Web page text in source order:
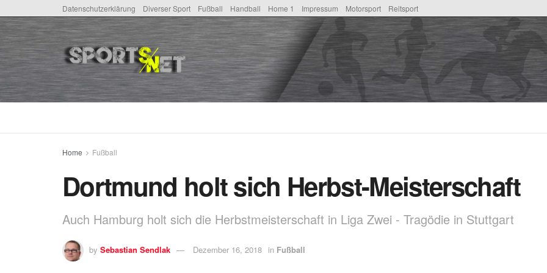
Datenschutzerklärung Diverser Sport Fußball Handball Home 1 Impressum Motorsport Reitsport
Home Fußball
Dortmund holt sich Herbst-Meisterschaft
Auch Hamburg holt sich die Herbstmeisterschaft in Liga Zwei - Tragödie in Stuttgart
by Sebastian Sendlak Dezember 16, 2018 in Fußball